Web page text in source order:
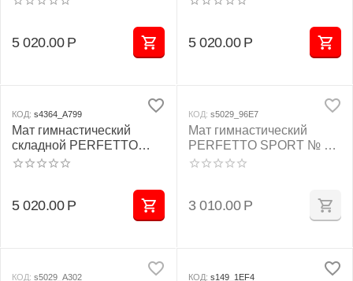
5 020.00 Р 5 020.00 Р
КОД: s4364_A799
Мат гимнастический
складной PERFETTO
SPORT № 4 (100 х 150 х
5 020.00 Р
КОД: s5029_96E7
Мат гимнастический
PERFETTO SPORT № 2
(100 х 100 х 10) см
3 010.00 Р
КОД: s5029_A302 КОД: s149_1EF4